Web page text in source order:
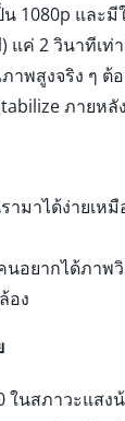
1080p และมี
แค่ 2 วินาทีเท่
พสูงจริง ๆ ต้อ
ภายหลัง
ามาได้ง่ายเห
อยากได้ภาพวิ
อง
ในสภาวะแสง